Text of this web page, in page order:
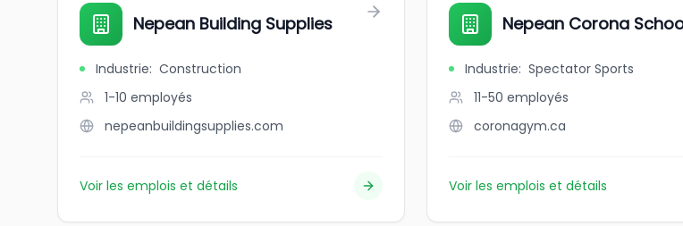
Nepean Building Supplies
Industrie: Construction
1-10 employés
nepeanbuildingsupplies.com
Voir les emplois et détails
Nepean Corona
Industrie: Spectator Sports
11-50 employés
coronagym.ca
Voir les emplois et détails